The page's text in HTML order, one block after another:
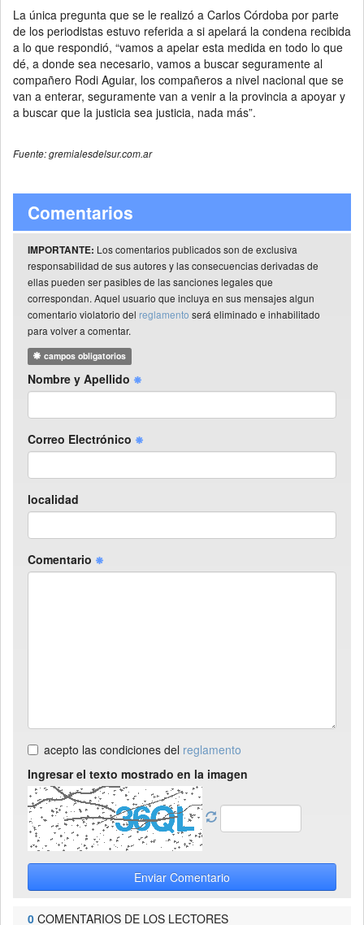
La única pregunta que se le realizó a Carlos Córdoba por parte
de los periodistas estuvo referida a si apelará la condena recibida
a lo que respondió, “vamos a apelar esta medida en todo lo que
dé, a donde sea necesario, vamos a buscar seguramente al
compañero Rodi Aguiar, los compañeros a nivel nacional que se
van a enterar, seguramente van a venir a la provincia a apoyar y
a buscar que la justicia sea justicia, nada más”.
Fuente: gremialesdelsur.com.ar
Comentarios
IMPORTANTE: Los comentarios publicados son de exclusiva
responsabilidad de sus autores y las consecuencias derivadas de
ellas pueden ser pasibles de las sanciones legales que
correspondan. Aquel usuario que incluya en sus mensajes algun
comentario violatorio del reglamento será eliminado e inhabilitado
para volver a comentar.
campos obligatorios
Nombre y Apellido
Correo Electrónico
localidad
Comentario
acepto las condiciones del reglamento
Ingresar el texto mostrado en la imagen
Enviar Comentario
0 COMENTARIOS DE LOS LECTORES